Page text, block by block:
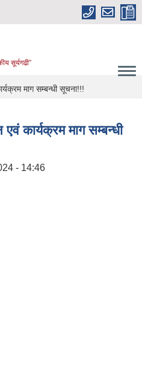
सूर्यगढी”
माग सम्बन्धी सूचना!!!
कार्यक्रम माग सम्बन्धी
- 14:46